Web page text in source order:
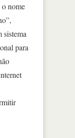
o nome
sistema
para